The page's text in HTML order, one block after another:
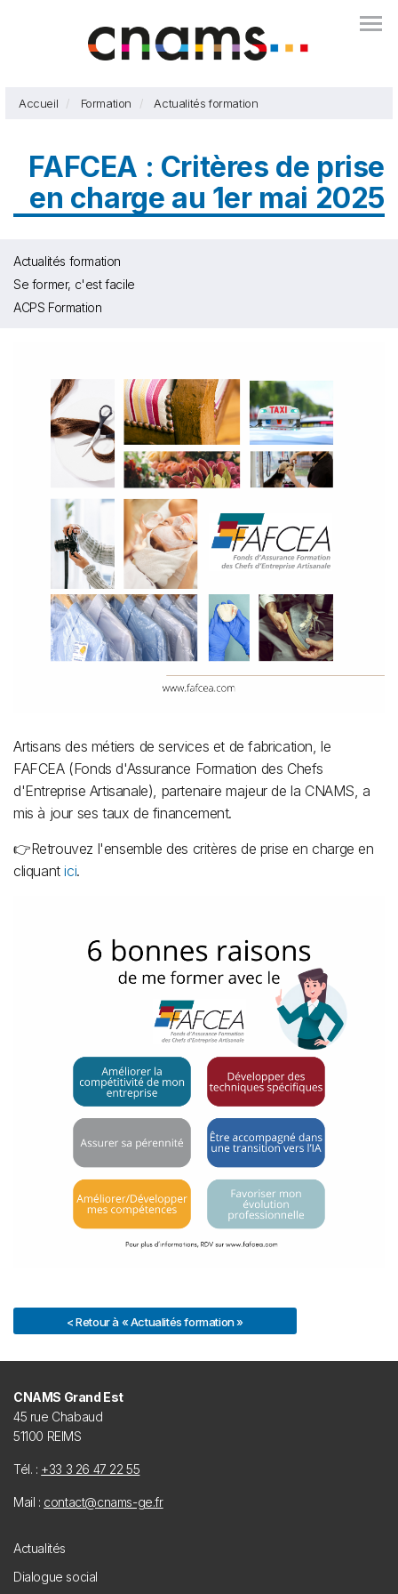
Accueil Formation Actualités formation
FAFCEA : Critères de prise
en charge au 1er mai 2025
Actualités formation
Se former, c'est facile
ACPS Formation
Artisans des métiers de services et de fabrication, le
FAFCEA (Fonds d'Assurance Formation des Chefs
d'Entreprise Artisanale), partenaire majeur de la CNAMS, a
mis à jour ses taux de financement.
👉Retrouvez l'ensemble des critères de prise en charge en
cliquantici.
< Retour à « Actualités formation »
CNAMS Grand Est
45 rue Chabaud
51100 REIMS
Tél. : +33 3 26 47 22 55
Mail : contact@cnams-ge.fr
Footer
Actualités
Dialogue social